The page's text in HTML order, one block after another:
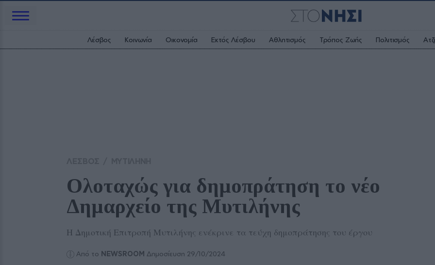
Λέσβος Κοινωνία Οικονομία Εκτός Λέσβου Αθλητισμός Τρόπος Ζωής Πολιτισμός
Ολοταχώς για δημοπράτηση το νέο
Δημαρχείο της Μυτιλήνης
Η Δημοτική Επιτροπή Μυτιλήνης ενέκρινε τα τεύχη δημοπράτησης του έργου
Από το NEWSROOM Δημοσίευση 29/10/2024